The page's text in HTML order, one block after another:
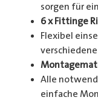
sorgen für
6 x Fittinge
Flexibel
Alle
einfache